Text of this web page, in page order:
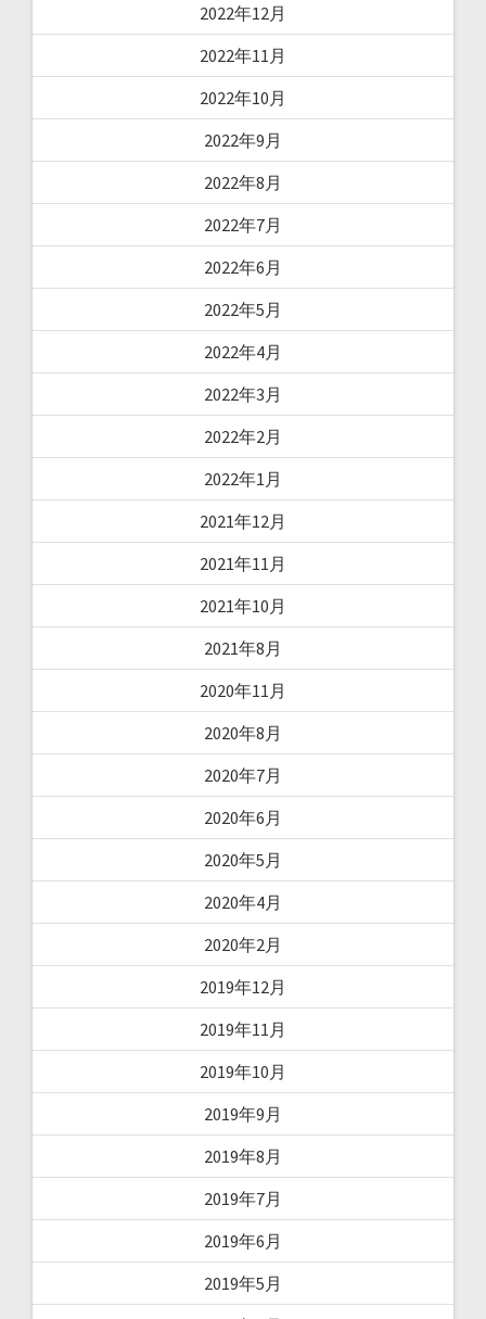
2022年12月
2022年11月
2022年10月
2022年9月
2022年8月
2022年7月
2022年6月
2022年5月
2022年4月
2022年3月
2022年2月
2022年1月
2021年12月
2021年11月
2021年10月
2021年8月
2020年11月
2020年8月
2020年7月
2020年6月
2020年5月
2020年4月
2020年2月
2019年12月
2019年11月
2019年10月
2019年9月
2019年8月
2019年7月
2019年6月
2019年5月